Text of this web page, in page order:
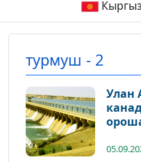
турмуш - 2
Улан